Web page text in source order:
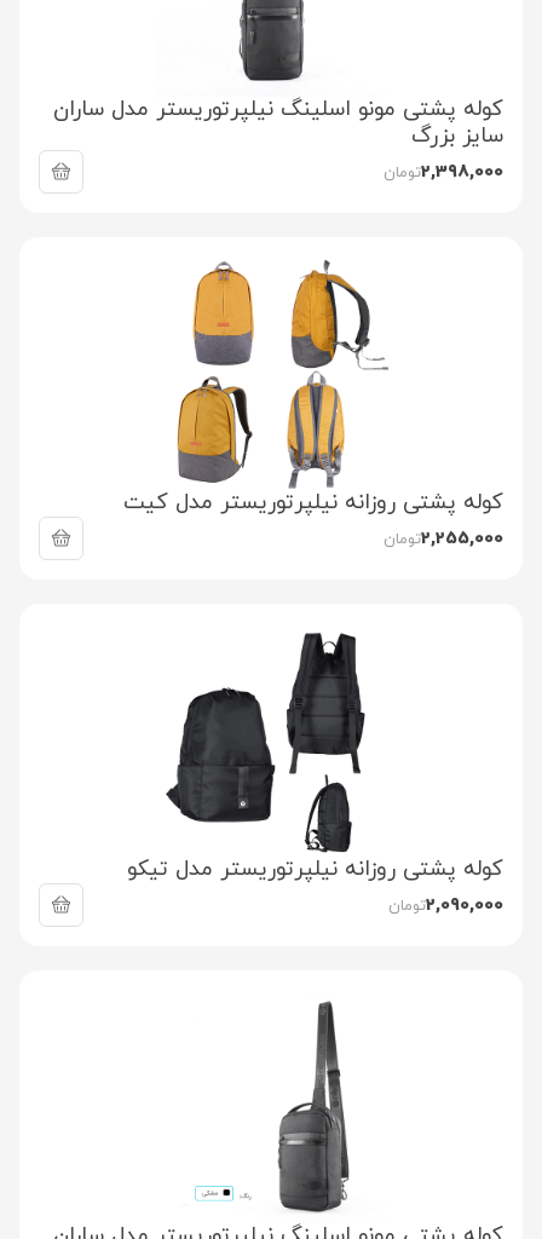
کوله پشتی مونو اسلینگ نیلپرتوریستر مدل ساران
سایز بزرگ
2,398,000تومان
کوله پشتی روزانه نیلپرتوریستر مدل کیت
2,255,000تومان
کوله پشتی روزانه نیلپرتوریستر مدل تیکو
2,090,000تومان